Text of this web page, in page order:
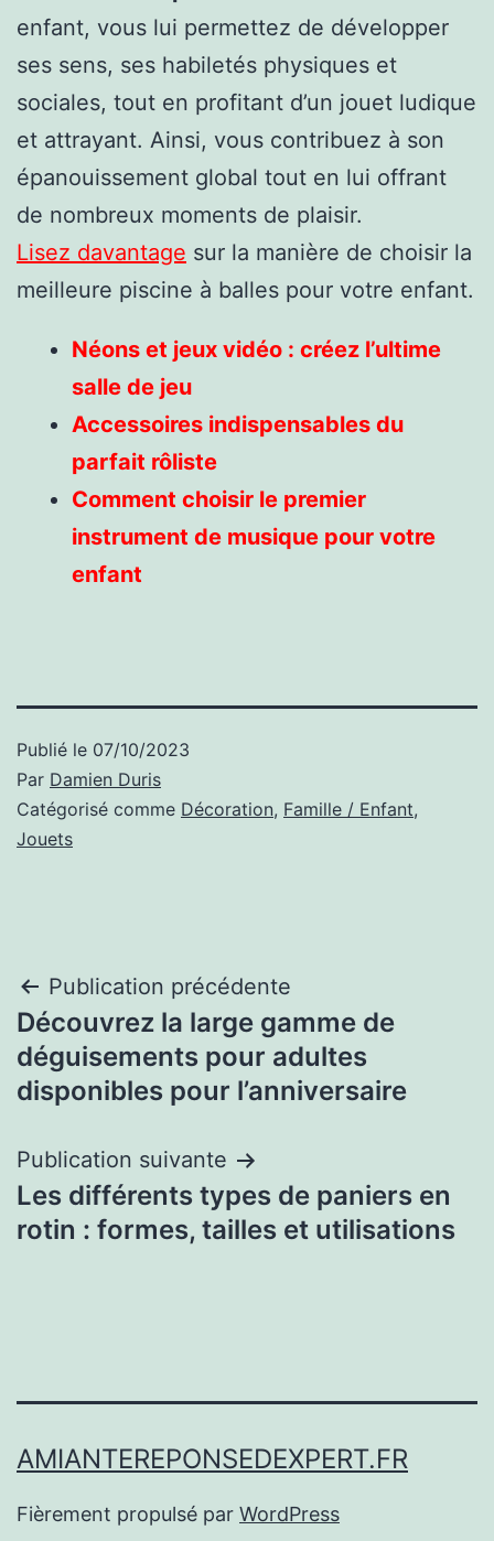
enfant, vous lui permettez de développer
ses sens, ses habiletés physiques et
sociales, tout en profitant d’un jouet ludique
et attrayant. Ainsi, vous contribuez à son
épanouissement global tout en lui offrant
de nombreux moments de plaisir.
Lisez davantage sur la manière de choisir la
meilleure piscine à balles pour votre enfant.
Néons et jeux vidéo : créez l’ultime
salle de jeu
Accessoires indispensables du
parfait rôliste
Comment choisir le premier
instrument de musique pour votre
enfant
Publié le 07/10/2023
Par Damien Duris
Catégorisé comme Décoration, Famille / Enfant,
Jouets
Navigation
de
l’article
Publication précédente
Découvrez la large gamme de
déguisements pour adultes
disponibles pour l’anniversaire
Publication suivante
Les différents types de paniers en
rotin : formes, tailles et utilisations
AMIANTEREPONSEDEXPERT.FR
Fièrement propulsé par WordPress